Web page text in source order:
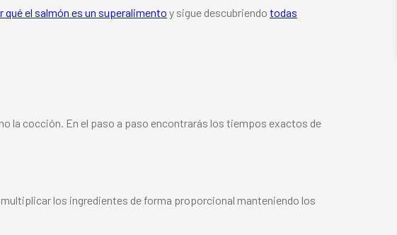
qué el salmón es un superalimento y sigue descubriendo todas
la cocción. En el paso a paso encontrarás los tiempos exactos de
los ingredientes de forma proporcional manteniendo los